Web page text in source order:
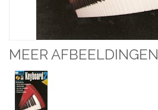
MEER AFBEELDINGEN